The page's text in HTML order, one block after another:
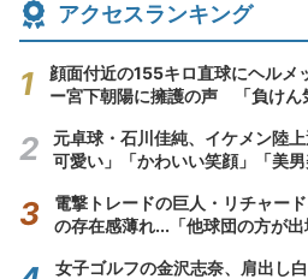
アクセスランキング
顔面付近の155キロ直球にヘルメ
ー宮下朝陽に擁護の声 「負けん
元卓球・石川佳純、イケメン陸
可愛い」「かわいい笑顔」「美
電撃トレードの巨人・リチャー
の存在感薄れ...「他球団の方が
女子ゴルフの金沢志奈、肩出し